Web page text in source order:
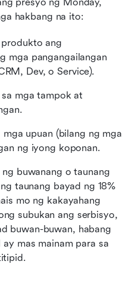
presyo ng Monday,
hakbang na ito:
ang
mga pangangailangan
Dev, o Service).
mga tampok at
upuan (bilang ng mga
ng iyong koponan.
buwanang o taunang
taunang bayad ng 18%
mo ng kakayahang
subukan ang serbisyo,
buwan-buwan, habang
mas mainam para sa